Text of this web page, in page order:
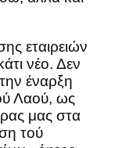
εταιρειών
νέο. Δεν
έναρξη
Λαού, ως
μας στα
τού